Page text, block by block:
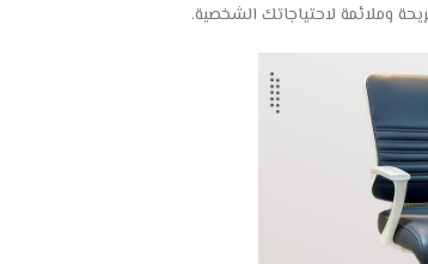
وملائمة لاحتياجاتك الشخصية.